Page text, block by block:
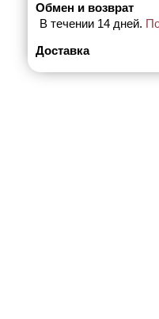
Обмен и возврат
В течении 14 дней.
Доставка